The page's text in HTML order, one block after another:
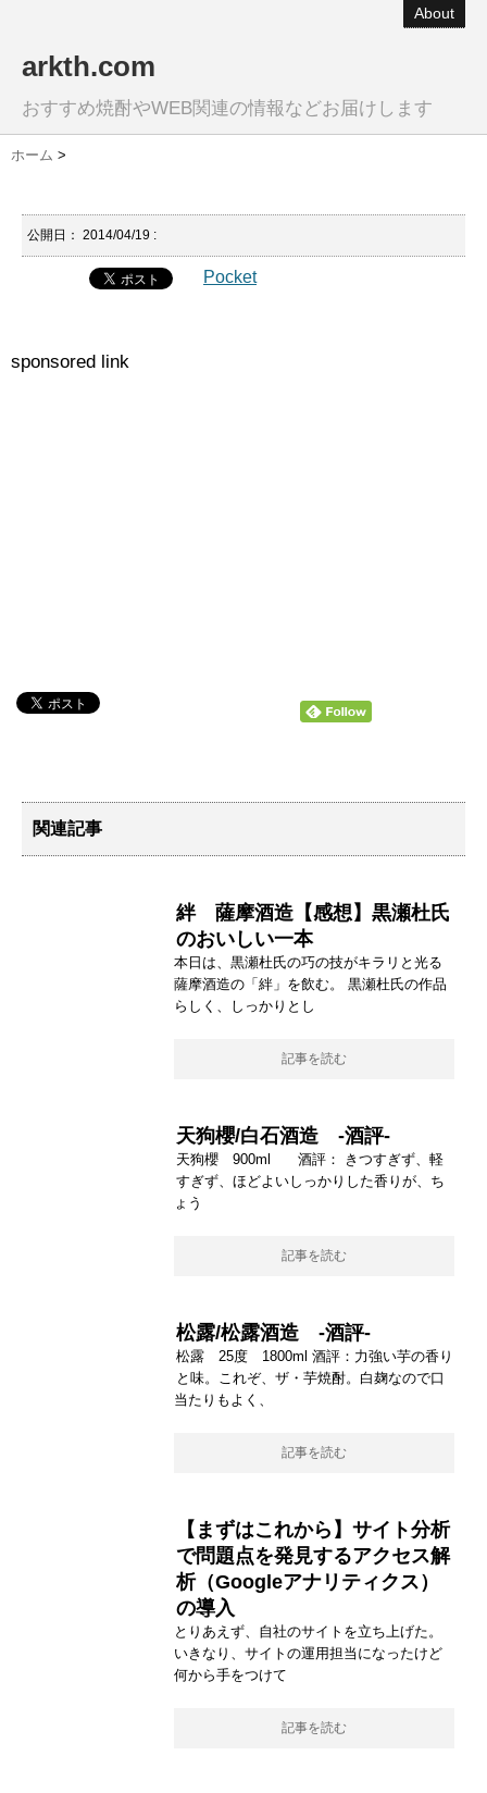
About
arkth.com
おすすめ焼酎やWEB関連の情報などお届けします
ホーム >
公開日： 2014/04/19 :
Pocket
sponsored link
関連記事
絆 薩摩酒造【感想】黒瀬杜氏
のおいしい一本
本日は、黒瀬杜氏の巧の技がキラリと光る
薩摩酒造の「絆」を飲む。 黒瀬杜氏の作品
らしく、しっかりとし
記事を読む
天狗櫻/白石酒造 -酒評-
天狗櫻 900ml 酒評： きつすぎず、軽
すぎず、ほどよいしっかりした香りが、ち
ょう
記事を読む
松露/松露酒造 -酒評-
松露 25度 1800ml 酒評：力強い芋の香り
と味。これぞ、ザ・芋焼酎。白麹なので口
当たりもよく、
記事を読む
【まずはこれから】サイト分析
で問題点を発見するアクセス解
析（Googleアナリティクス）
の導入
とりあえず、自社のサイトを立ち上げた。
いきなり、サイトの運用担当になったけど
何から手をつけて
記事を読む